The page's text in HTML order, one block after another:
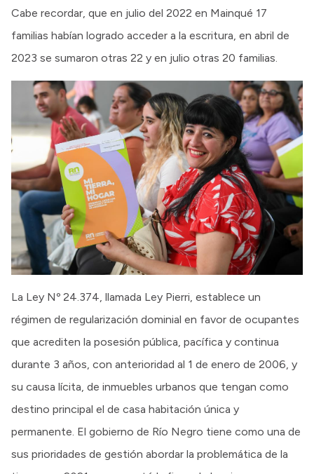
Cabe recordar, que en julio del 2022 en Mainqué 17
familias habían logrado acceder a la escritura, en abril de
2023 se sumaron otras 22 y en julio otras 20 familias.
La Ley Nº 24.374, llamada Ley Pierri, establece un
régimen de regularización dominial en favor de ocupantes
que acrediten la posesión pública, pacífica y continua
durante 3 años, con anterioridad al 1 de enero de 2006, y
su causa lícita, de inmuebles urbanos que tengan como
destino principal el de casa habitación única y
permanente. El gobierno de Río Negro tiene como una de
sus prioridades de gestión abordar la problemática de la